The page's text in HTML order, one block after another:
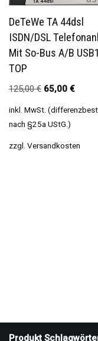
DeTeWe TA 44dsl
ISDN/DSL
Mit So-Bus A/b
TOP
125,00€ 65,00 €
inkl. MwSt.
nach §25a UStG.)
zzgl. Versandkosten
Produkt